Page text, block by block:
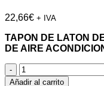
22,66€ + IVA
TAPON DE LATON
DE AIRE
Tapón
Latón
Añadir al carrito